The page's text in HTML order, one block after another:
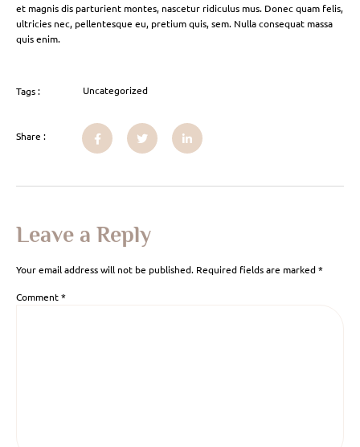
et magnis dis parturient montes, nascetur ridiculus mus. Donec quam felis,
ultricies nec, pellentesque eu, pretium quis, sem. Nulla consequat massa
quis enim.
Tags : Uncategorized
Share :
Leave a Reply
Your email address will not be published. Required fields are marked*
Comment*